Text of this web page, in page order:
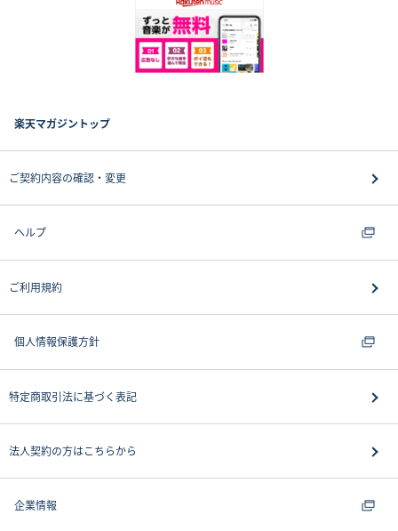
楽天マガジントップ
ご契約内容の確認・変更
ヘルプ
ご利用規約
個人情報保護方針
特定商取引法に基づく表記
法人契約の方はこちらから
企業情報